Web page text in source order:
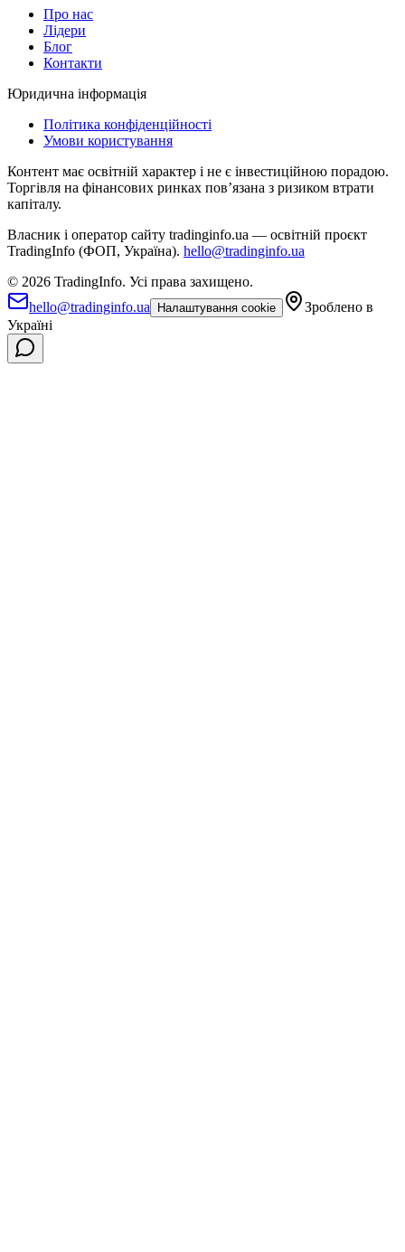
Про нас
Лідери
Блог
Контакти
Юридична інформація
Політика конфіденційності
Умови користування
Контент має освітній характер і не є інвестиційною порадою.
Торгівля на фінансових ринках повʼязана з ризиком втрати
капіталу.
Власник і оператор сайту tradinginfo.ua — освітній проєкт
TradingInfo (ФОП, Україна). hello@tradinginfo.ua
© 2026 TradingInfo. Усі права захищено.
hello@tradinginfo.ua
Налаштування cookie
Зроблено в
Україні